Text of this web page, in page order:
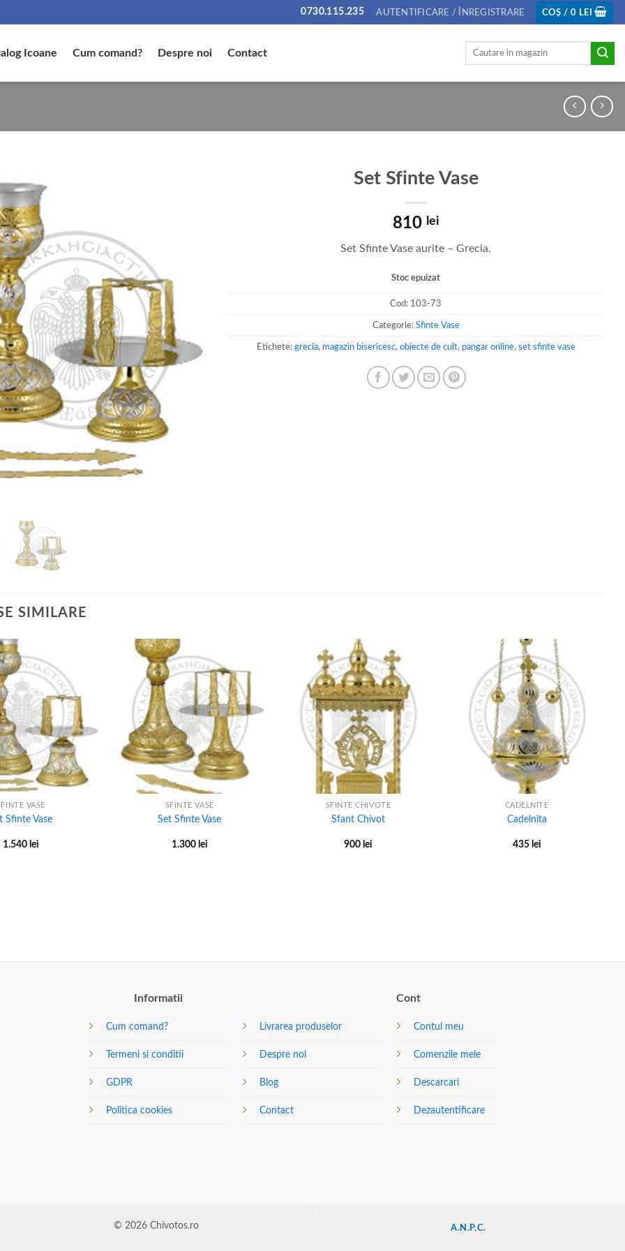
0730.115.235 AUTENTIFICARE / ÎNREGISTRARE COȘ /0 LEI
Icoane Cum comand? Despre noi Contact
Caută
Set Sfinte Vase
810 lei
Set Sfinte Vase aurite – Grecia.
Stoc epuizat
Cod: 103-73
Categorie: Sfinte Vase
Etichete: grecia, magazin bisericesc, obiecte de cult, pangar online, set sfinte vase
SIMILARE
VASE
Sfinte Vase
1.540 lei
SFINTE VASE
Set Sfinte Vase
1.300 lei
SFINTE CHIVOTE
Sfant Chivot
900 lei
CADELNITE
Cadelnita
435 lei
Informatii
Cum comand?
Termeni si conditii
GDPR
Politica cookies
Livrarea produselor
Despre noi
Blog
Contact
Cont
Contul meu
Comenzile mele
Descarcari
Dezautentificare
© 2026 Chivotos.ro A.N.P.C.